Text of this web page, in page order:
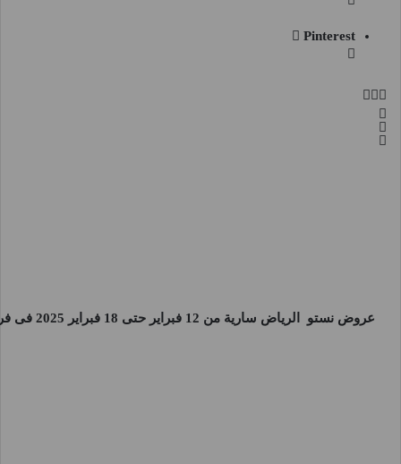
Pinterest
عروض نستو الرياض سارية من 12 فبراير حتى 18 فبراير 2025 فى فروع